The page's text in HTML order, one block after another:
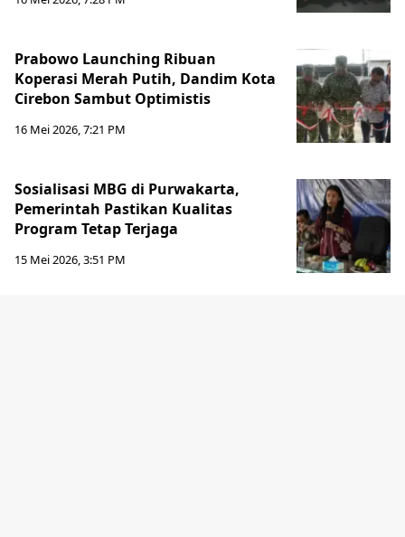
Prabowo Launching Ribuan
Koperasi Merah Putih, Dandim Kota
Cirebon Sambut Optimistis
16 Mei 2026, 7:21 PM
Sosialisasi MBG di Purwakarta,
Pemerintah Pastikan Kualitas
Program Tetap Terjaga
15 Mei 2026, 3:51 PM